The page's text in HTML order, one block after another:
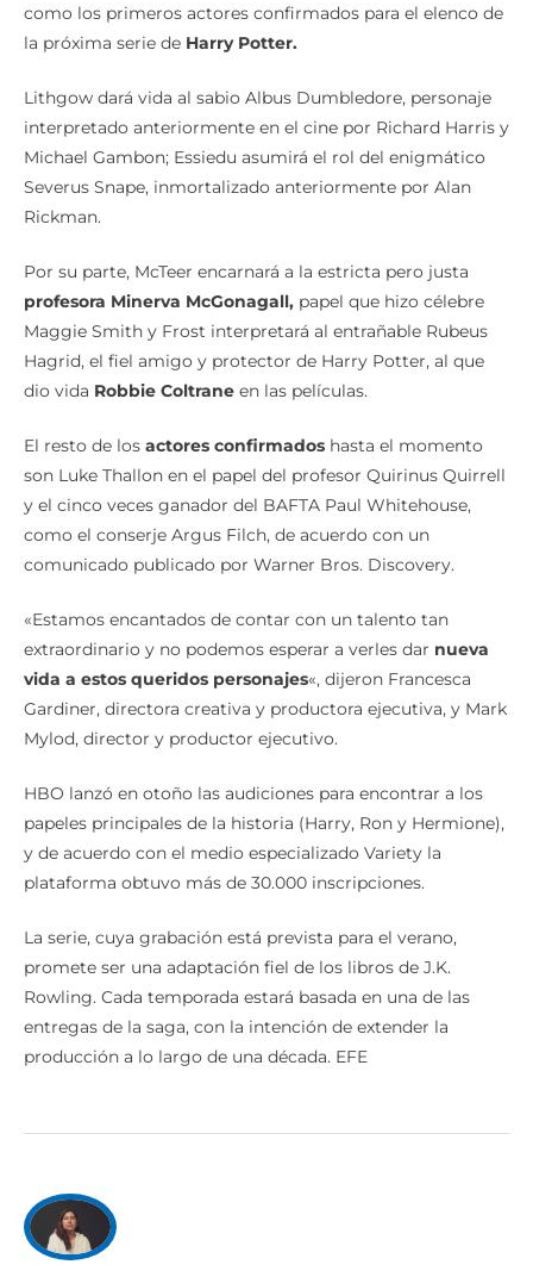
como los primeros actores confirmados para el elenco de
la próxima serie de Harry Potter.
Lithgow dará vida al sabio Albus Dumbledore, personaje
interpretado anteriormente en el cine por Richard Harris y
Michael Gambon; Essiedu asumirá el rol del enigmático
Severus Snape, inmortalizado anteriormente por Alan
Rickman.
Por su parte, McTeer encarnará a la estricta pero justa
profesora Minerva McGonagall, papel que hizo célebre
Maggie Smith y Frost interpretará al entrañable Rubeus
Hagrid, el fiel amigo y protector de Harry Potter, al que
dio vida Robbie Coltrane en las películas.
El resto de los actores confirmados hasta el momento
son Luke Thallon en el papel del profesor Quirinus Quirrell
y el cinco veces ganador del BAFTA Paul Whitehouse,
como el conserje Argus Filch, de acuerdo con un
comunicado publicado por Warner Bros. Discovery.
«Estamos encantados de contar con un talento tan
extraordinario y no podemos esperar a verles dar nueva
vida a estos queridos personajes«, dijeron Francesca
Gardiner, directora creativa y productora ejecutiva, y Mark
Mylod, director y productor ejecutivo.
HBO lanzó en otoño las audiciones para encontrar a los
papeles principales de la historia (Harry, Ron y Hermione),
y de acuerdo con el medio especializado Variety la
plataforma obtuvo más de 30.000 inscripciones.
La serie, cuya grabación está prevista para el verano,
promete ser una adaptación fiel de los libros de J.K.
Rowling. Cada temporada estará basada en una de las
entregas de la saga, con la intención de extender la
producción a lo largo de una década. EFE